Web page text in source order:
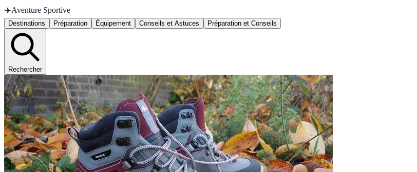
✈️Aventure Sportive
Destinations Préparation Équipement Conseils et Astuces Préparation et Conseils
Rechercher